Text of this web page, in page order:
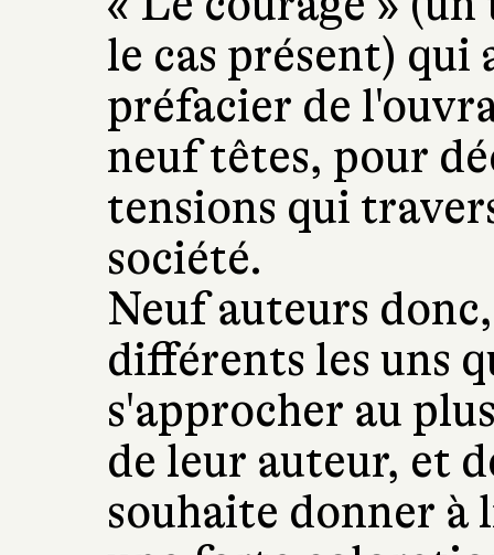
le cas présent)
préfacier de
neuf têtes, pour
tensions qui
société.
Neuf auteurs
différents les uns
s'approcher au
de leur auteur, et
souhaite donner à